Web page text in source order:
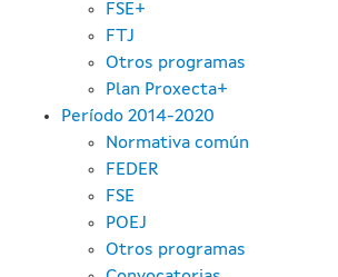
FSE+
FTJ
Otros programas
Plan Proxecta+
Período 2014-2020
Normativa común
FEDER
FSE
POEJ
Otros programas